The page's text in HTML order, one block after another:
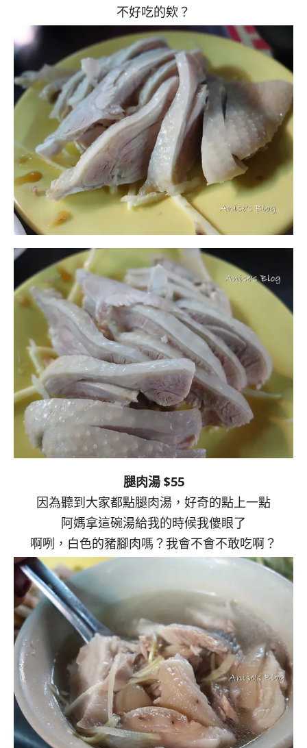
不好吃的欸？
腿肉湯 $55
因為聽到大家都點腿肉湯，好奇的點上一點
阿媽拿這碗湯給我的時候我傻眼了
啊咧，白色的豬腳肉嗎？我會不會不敢吃啊？